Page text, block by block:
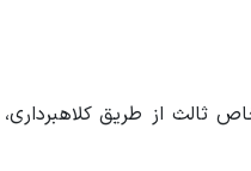
ثالث از طریق